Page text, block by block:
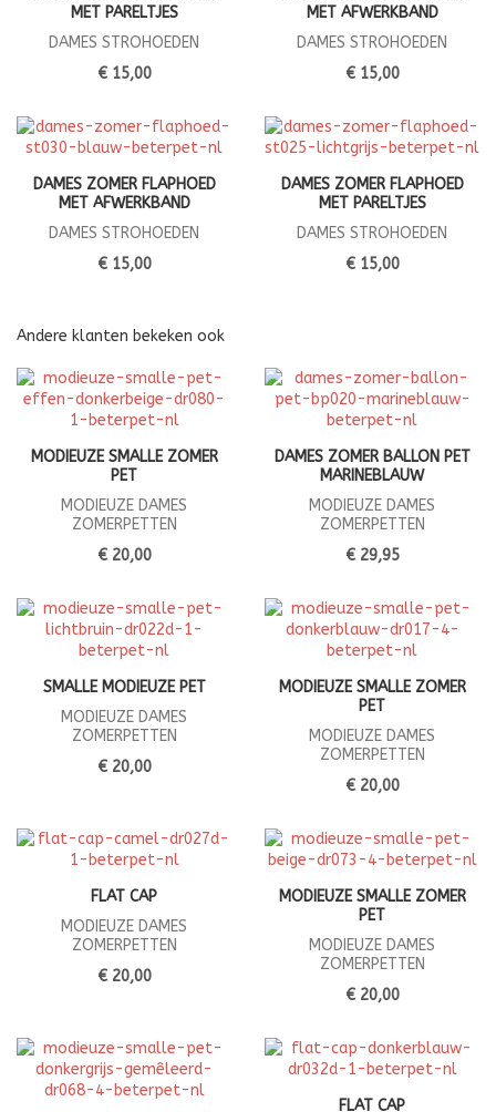
MET PARELTJES
DAMES STROHOEDEN
€ 15,00
MET AFWERKBAND
DAMES STROHOEDEN
€ 15,00
DAMES ZOMER FLAPHOED
MET AFWERKBAND
DAMES STROHOEDEN
€ 15,00
DAMES ZOMER FLAPHOED
MET PARELTJES
DAMES STROHOEDEN
€ 15,00
Andere klanten bekeken ook
MODIEUZE SMALLE ZOMER
PET
MODIEUZE DAMES
ZOMERPETTEN
€ 20,00
DAMES ZOMER BALLON PET
MARINEBLAUW
MODIEUZE DAMES
ZOMERPETTEN
€ 29,95
SMALLE MODIEUZE PET
MODIEUZE DAMES
ZOMERPETTEN
€ 20,00
MODIEUZE SMALLE ZOMER
PET
MODIEUZE DAMES
ZOMERPETTEN
€ 20,00
FLAT CAP
MODIEUZE DAMES
ZOMERPETTEN
€ 20,00
MODIEUZE SMALLE ZOMER
PET
MODIEUZE DAMES
ZOMERPETTEN
€ 20,00
FLAT CAP